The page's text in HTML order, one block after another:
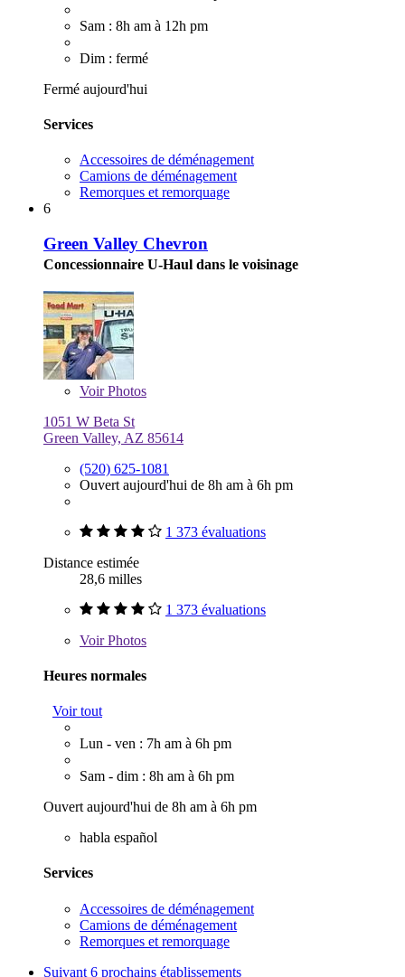
Sam : 8h am à 12h pm
Dim : fermé
Fermé aujourd'hui
Services
Accessoires de déménagement
Camions de déménagement
Remorques et remorquage
6
Green Valley Chevron
Concessionnaire U-Haul dans le voisinage
VoirPhotos
1051 W Beta St
Green Valley, AZ 85614
(520) 625-1081
Ouvert aujourd'hui de 8h am à 6h pm
1 373 évaluations
Distance estimée
28,6 milles
1 373 évaluations
VoirPhotos
Heures normales
Voir tout
Lun - ven : 7h am à 6h pm
Sam - dim : 8h am à 6h pm
Ouvert aujourd'hui de 8h am à 6h pm
habla español
Services
Accessoires de déménagement
Camions de déménagement
Remorques et remorquage
Suivant 6 prochains établissements